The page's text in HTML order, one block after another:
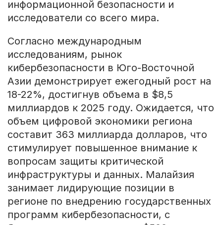
информационной безопасности и
исследователи со всего мира.
Согласно международным
исследованиям, рынок
кибербезопасности в Юго-Восточной
Азии демонстрирует ежегодный рост на
18-22%, достигнув объема в $8,5
миллиардов к 2025 году. Ожидается, что
объем цифровой экономики региона
составит 363 миллиарда долларов, что
стимулирует повышенное внимание к
вопросам защиты критической
инфраструктуры и данных. Малайзия
занимает лидирующие позиции в
регионе по внедрению государственных
программ кибербезопасности, с